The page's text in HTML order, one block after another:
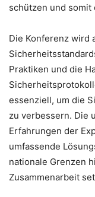
schützen und somit
Die Konferenz wird
Praktiken und die
essenziell, um die
zu verbessern. Die
Erfahrungen der
umfassende
nationale Grenzen
Zusammenarbeit